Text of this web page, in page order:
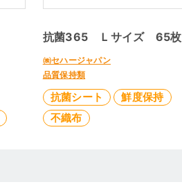
抗菌365 Ｌサイズ 65枚
㈱セハージャパン
品質保持類
抗菌シート
鮮度保持
不織布